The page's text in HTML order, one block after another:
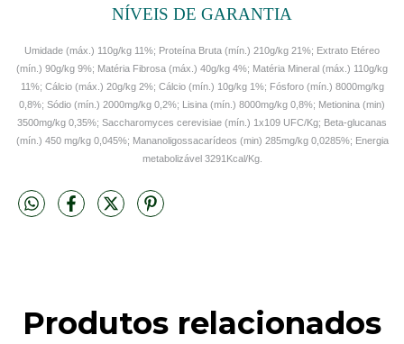
NÍVEIS DE GARANTIA
Umidade (máx.) 110g/kg 11%; Proteína Bruta (mín.) 210g/kg 21%; Extrato Etéreo
(mín.) 90g/kg 9%; Matéria Fibrosa (máx.) 40g/kg 4%; Matéria Mineral (máx.) 110g/kg
11%; Cálcio (máx.) 20g/kg 2%; Cálcio (mín.) 10g/kg 1%; Fósforo (mín.) 8000mg/kg
0,8%; Sódio (mín.) 2000mg/kg 0,2%; Lisina (mín.) 8000mg/kg 0,8%; Metionina (min)
3500mg/kg 0,35%; Saccharomyces cerevisiae (mín.) 1x109 UFC/Kg; Beta-glucanas
(mín.) 450 mg/kg 0,045%; Mananoligossacarídeos (min) 285mg/kg 0,0285%; Energia
metabolizável 3291Kcal/Kg.
Produtos relacionados